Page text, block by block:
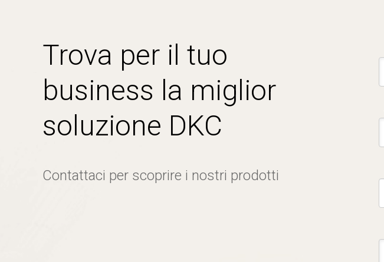
Trova per il tuo
business la miglior
soluzione DKC
Contattaci per scoprire i nostri prodotti